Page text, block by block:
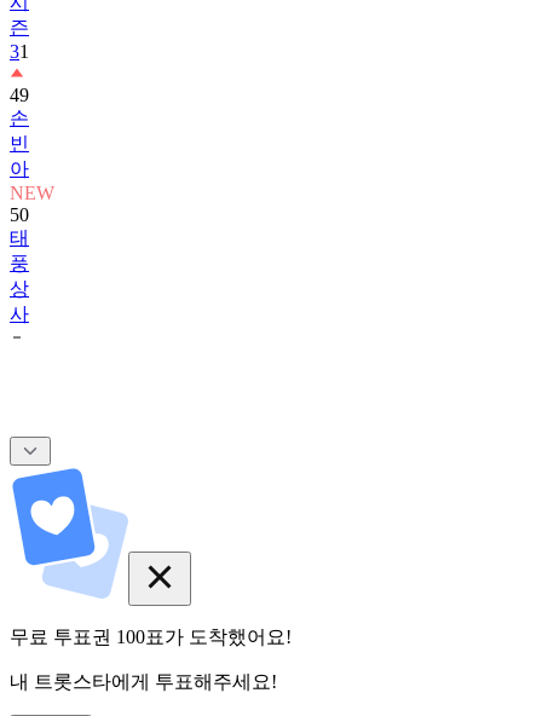
즌
31
49
손
빈
아
NEW
50
태
풍
상
사
무료 투표권 100표가 도착했어요!
내 트롯스타에게 투표해주세요!